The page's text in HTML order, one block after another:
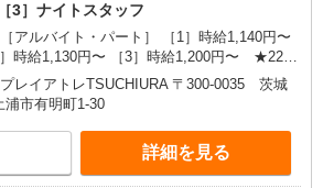
3］ナイトスタッフ
［アルバイト・パート］ ［1］時給1,140円〜
］時給1,130円〜 ［3］時給1,200円〜 ★22
：1.25倍 ※［2］の客室清掃スタッフ
専用ユニフォーム着用のため、時給に加え
更衣手当250円/日が支給されます ※［2］と
について試用期間中（3か月）は、時給が変
なります。 ［2］時給1,110円〜 ［3］時給
円〜 ※経験・能力により優遇します。
プレイアトレTSUCHIURA 〒300-0035 茨城
浦市有明町1-30
詳細を見る